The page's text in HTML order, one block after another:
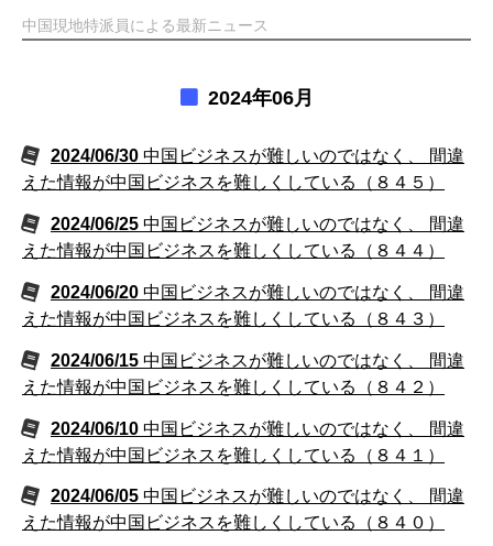
中国現地特派員による最新ニュース
2024年06月
2024/06/30 中国ビジネスが難しいのではなく、 間違
えた情報が中国ビジネスを難しくしている（８４５）
2024/06/25 中国ビジネスが難しいのではなく、 間違
えた情報が中国ビジネスを難しくしている（８４４）
2024/06/20 中国ビジネスが難しいのではなく、 間違
えた情報が中国ビジネスを難しくしている（８４３）
2024/06/15 中国ビジネスが難しいのではなく、 間違
えた情報が中国ビジネスを難しくしている（８４２）
2024/06/10 中国ビジネスが難しいのではなく、 間違
えた情報が中国ビジネスを難しくしている（８４１）
2024/06/05 中国ビジネスが難しいのではなく、 間違
えた情報が中国ビジネスを難しくしている（８４０）